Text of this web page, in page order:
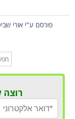
פורסם ע"י אורי
רוצה